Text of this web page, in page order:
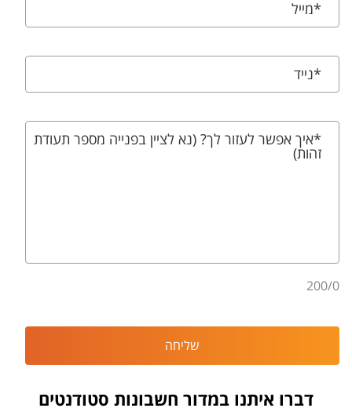
*מייל
*נייד
*איך אפשר לעזור לך? (נא לציין בפנייה מספר תעודת
זהות)
0
/
200
שליחה
דברו איתנו במדור חשבונות סטודנטים